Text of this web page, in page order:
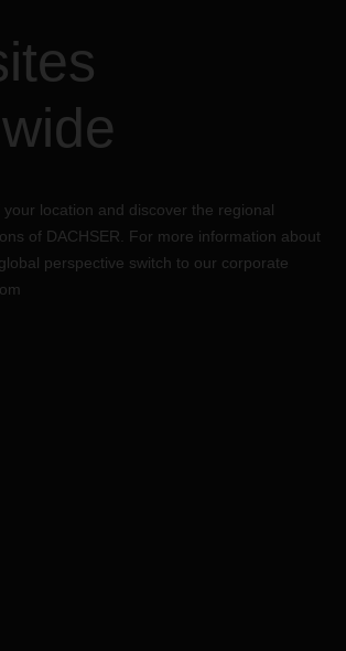
location and discover the regional
of DACHSER. For more information about
perspective switch to our corporate